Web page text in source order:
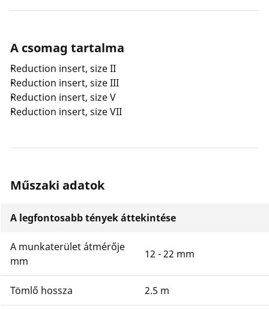
A csomag tartalma
Reduction insert, size II
Reduction insert, size III
Reduction insert, size V
Reduction insert, size VII
Műszaki adatok
A legfontosabb tények áttekintése
A munkaterület átmérője
mm
12 - 22 mm
Tömlő hossza 2.5 m